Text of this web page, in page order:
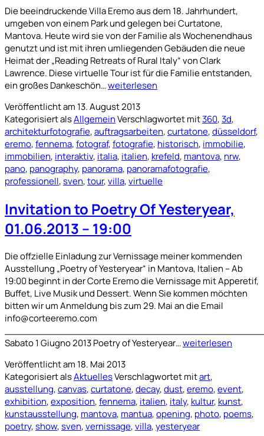
Die beeindruckende Villa Eremo aus dem 18. Jahrhundert,
umgeben von einem Park und gelegen bei Curtatone,
Mantova. Heute wird sie von der Familie als Wochenendhaus
genutzt und ist mit ihren umliegenden Gebäuden die neue
Heimat der „Reading Retreats of Rural Italy“ von Clark
Lawrence. Diese virtuelle Tour ist für die Familie entstanden,
ein großes Dankeschön…360°
Eremo,
Mantova
weiterlesen
Veröffentlicht am 13. August 2013
Kategorisiert alsAllgemeinVerschlagwortet mit360,3d,
architekturfotografie,auftragsarbeiten,curtatone,düsseldorf,
eremo,fennema,fotograf,fotografie, historisch, immobilie,
immobilien, interaktiv, italia, italien, krefeld, mantova, nrw,
pano, panography, panorama, panoramafotografie,
professionell,sven,tour,villa,virtuelle
Invitation to Poetry Of Yesteryear,
01.06.2013 – 19:00
Die offzielle Einladung zur Vernissage meiner kommenden
Ausstellung „Poetry of Yesteryear“ in Mantova, Italien – Ab
19:00 beginnt in der Corte Eremo die Vernissage mit Apperetif,
Buffet, Live Musik und Dessert. Wenn Sie kommen möchten
bitten wir um Anmeldung bis zum 29. Mai an die Email
info@corteeremo.com
Sabato 1 Giugno 2013 Poetry of Yesteryear…Invitation
Of
Yesteryear,
01.06.2013
–
19:00
weiterlesen
Veröffentlicht am 18. Mai 2013
Kategorisiert alsAktuellesVerschlagwortet mitart,
ausstellung,canvas,curtatone,decay,dust,eremo,event,
exhibition,exposition,fennema, italien, italy, kultur, kunst,
kunstausstellung, mantova, mantua,opening, photo, poems,
poetry,show,sven,vernissage,villa,yesteryear